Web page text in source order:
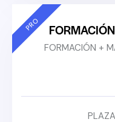
PRO
FORMACIÓN +